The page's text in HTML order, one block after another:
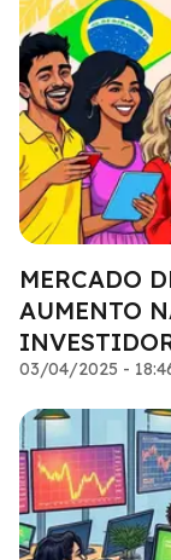
MERCADO
AUMENTO
03/04/2025 -